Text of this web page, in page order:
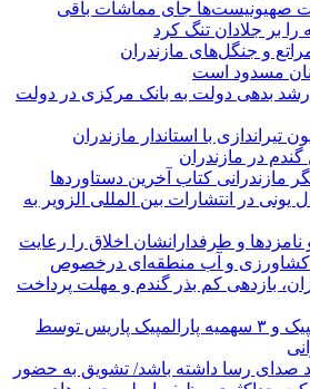
صهیونیست‌ها جای مماشات باقی
را بر جلادان تنگ کرد
مسدود است
رشد بدهی دولت به بانک مرکزی در دولت
تیراندازی با استاندار مازندران
مازندرانی كتاب آخرین دستاوردها
یونی در انتشارات بین المللی الزویر به
نامزدها و طرفدارانشان اخلاق را رعایت
کشاورزی و آب منطقه‌ای درخصوص
بازدهی کم بذر گندم و مهلت پرداخت
کسب ۷ سهمیه المپیک و ۳ سهمیه پارالمپیک پاریس توسط
صدای رسا داشته باشد/ تشویق به حضور